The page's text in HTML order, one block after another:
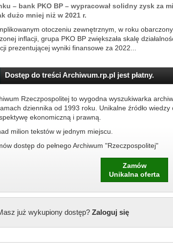
– bank PKO BP – wypracował solidny zysk za
dużo mniej niż w 2021 r.
otoczeniu zewnętrznym, w roku
inflacji, grupa PKO BP zwiększała skalę
prezentującej wyniki finansowe za 2022...
Dostęp do treści Archiwum.rp.pl jest płatny.
Rzeczpospolitej to wygodna wyszukiwarka
dziennika od 1993 roku. Unikalne źródło
ekonomiczną i prawną.
milion tekstów w jednym miejscu.
dostęp do pełnego Archiwum "Rzeczpospolitej"
Zamów
Unikalna oferta
już wykupiony dostęp?Zaloguj się